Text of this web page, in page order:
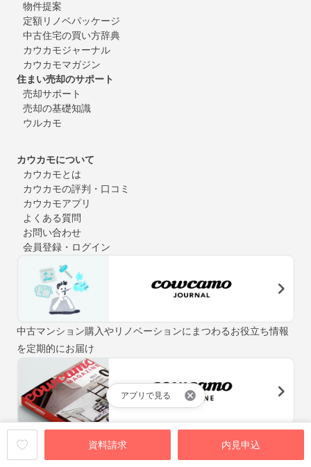
資料請求 内見申込
アプリで見る
物件提案
定額リノベパッケージ
中古住宅の買い方辞典
カウカモジャーナル
カウカモマガジン
住まい売却のサポート
売却サポート
売却の基礎知識
ウルカモ
カウカモについて
カウカモとは
カウカモの評判・口コミ
カウカモアプリ
よくある質問
お問い合わせ
会員登録・ログイン
中古マンション購入やリノベーションにまつわるお役立ち情報
を定期的にお届け
「街と暮らしの先輩マガジン」をテーマに、自分らしい住まい
探しをお手伝いするウェブマガジン